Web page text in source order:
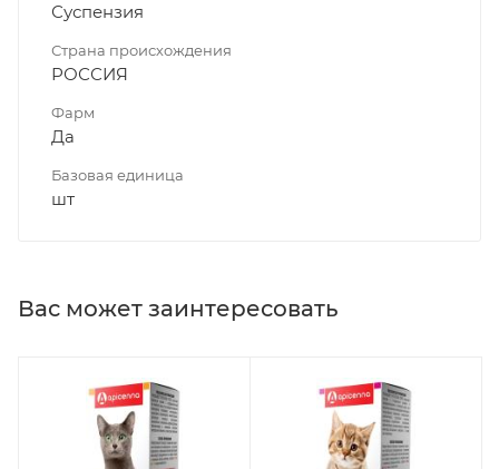
Суспензия
Страна происхождения
РОССИЯ
Фарм
Да
Базовая единица
шт
Вас может заинтересовать